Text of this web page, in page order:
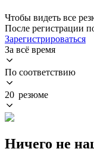
Чтобы видеть все
После регистрации
Зарегистрироваться
За всё время
По соответствию
20 резюме
Ничего не